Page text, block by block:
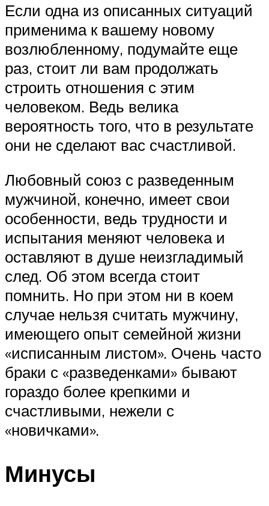
Если одна из описанных ситуаций
применима к вашему новому
возлюбленному, подумайте еще
раз, стоит ли вам продолжать
строить отношения с этим
человеком. Ведь велика
вероятность того, что в результате
они не сделают вас счастливой.
Любовный союз с разведенным
мужчиной, конечно, имеет свои
особенности, ведь трудности и
испытания меняют человека и
оставляют в душе неизгладимый
след. Об этом всегда стоит
помнить. Но при этом ни в коем
случае нельзя считать мужчину,
имеющего опыт семейной жизни
«исписанным листом». Очень часто
браки с «разведенками» бывают
гораздо более крепкими и
счастливыми, нежели с
«новичками».
Минусы